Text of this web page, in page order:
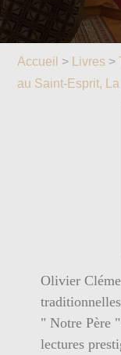
Accueil > Livres >
au Saint-Esprit,
Olivier
" Notre Père
lectures